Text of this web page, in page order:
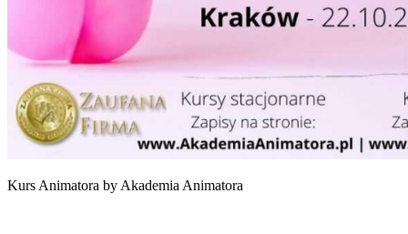
Kurs Animatora by Akademia Animatora